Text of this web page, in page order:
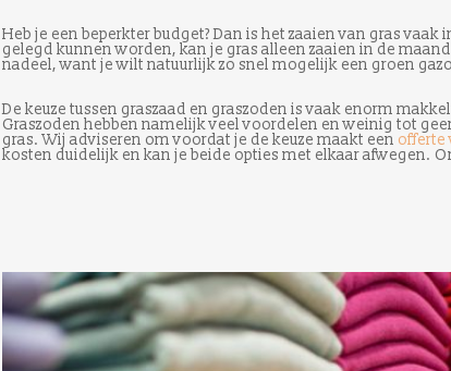
Heb je een beperkter budget? Dan is het zaaien van gras
gelegd kunnen worden, kan je gras alleen zaaien in de
nadeel, want je wilt natuurlijk zo snel mogelijk een groen
De keuze tussen graszaad en graszoden is vaak enorm
Graszoden hebben namelijk veel voordelen en weinig tot
gras. Wij adviseren om voordat je de keuze maakt een offerte
kosten duidelijk en kan je beide opties met elkaar afwegen.